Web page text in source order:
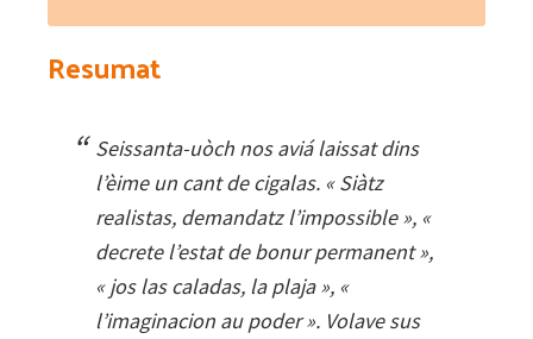
quantity
Resumat
Seissanta-uòch nos aviá laissat dins
l’èime un cant de cigalas. « Siàtz
realistas, demandatz l’impossible », «
decrete l’estat de bonur permanent »,
« jos las caladas, la plaja », «
l’imaginacion au poder ». Volave sus